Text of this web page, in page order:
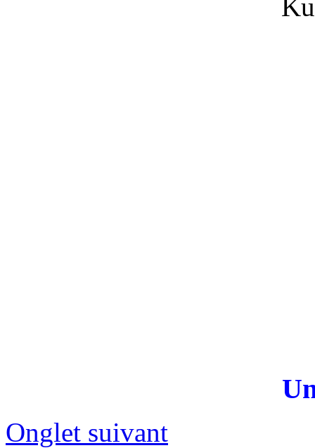
Onglet suivant